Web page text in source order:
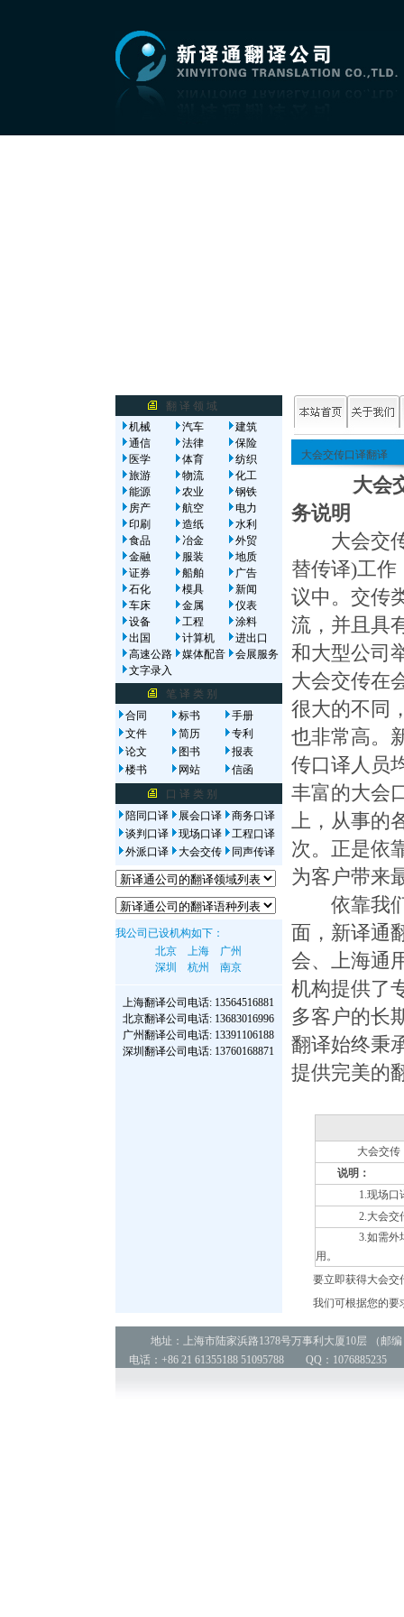
翻 译 领 域
机械
汽车
建筑
通信
法律
保险
医学
体育
纺织
旅游
物流
化工
能源
农业
钢铁
房产
航空
电力
印刷
造纸
水利
食品
冶金
外贸
金融
服装
地质
证券
船舶
广告
石化
模具
新闻
车床
金属
仪表
设备
工程
涂料
出国
计算机
进出口
高速公路
媒体配音
会展服务
文字录入
笔 译 类 别
合同
标书
手册
文件
简历
专利
论文
图书
报表
楼书
网站
信函
口 译 类 别
陪同口译
展会口译
商务口译
谈判口译
现场口译
工程口译
外派口译
大会交传 同声传译
我公司已设机构如下：
北京
上海
广州
深圳
杭州 南京
上海翻译公司 电话: 13564516881
北京翻译公司 电话: 13683016996
广州翻译公司 电话: 13391106188
深圳翻译公司 电话: 13760168871
大会交传口译翻译
大会交
务说明
大会交传
替传译)工作
议中。交传
流，并且具
和大型公司
大会交传在
很大的不同
也非常高。
传口译人员
丰富的大会
上，从事的
次。正是依
为客户带来
依靠我们
面，新译通
会、上海通
机构提供了
多客户的长
翻译始终秉
提供完美的
大会交传
说明：
1.现场口译
2.大会交传
3.如需外埠
用。
要立即获得大会交
我们可根据您的要
地址：上海市陆家浜路1378号万事利大厦10层 （邮编
电话：+86 21 61355188 51095788 QQ：1076885235